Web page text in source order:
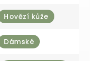
Hovězí kůže
Dámské